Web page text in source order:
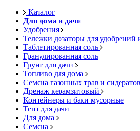
Каталог
Для дома и дачи
Удобрения
Тележки дозаторы для удобрений
Таблетированная соль
Гранулированная соль
Грунт для дачи
Топливо для дома
Семена газонных трав и сидератов
Дренаж керамзитовый
Контейнеры и баки мусорные
Тент для дачи
Для дома
Семена